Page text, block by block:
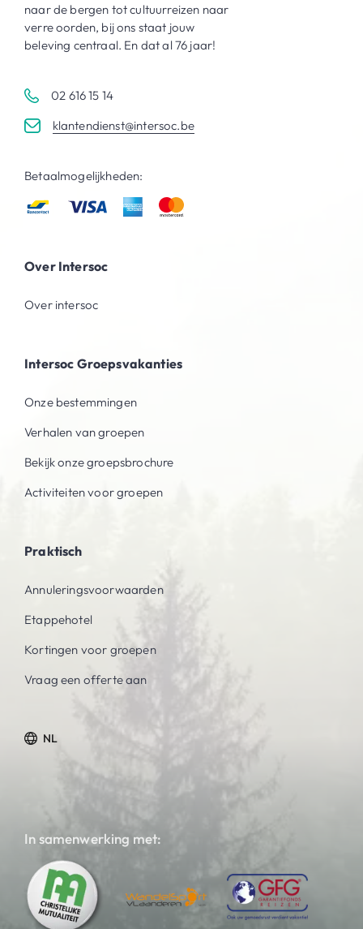
naar de bergen tot cultuurreizen naar
verre oorden, bij ons staat jouw
beleving centraal. En dat al 76 jaar!
02 616 15 14
klantendienst@intersoc.be
Betaalmogelijkheden:
Over Intersoc
Over intersoc
Intersoc Groepsvakanties
Onze bestemmingen
Verhalen van groepen
Bekijk onze groepsbrochure
Activiteiten voor groepen
Praktisch
Annuleringsvoorwaarden
Etappehotel
Kortingen voor groepen
Vraag een offerte aan
NL
In samenwerking met: